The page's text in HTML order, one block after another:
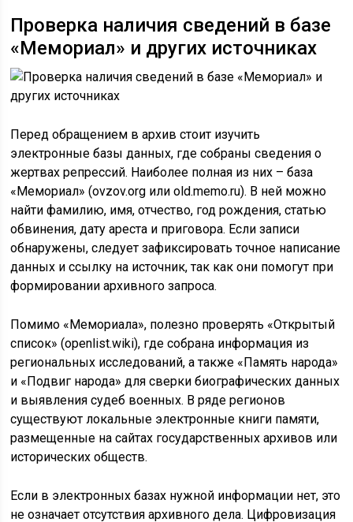
Проверка наличия сведений в базе
«Мемориал» и других источниках
Перед обращением в архив стоит изучить
электронные базы данных, где собраны сведения о
жертвах репрессий. Наиболее полная из них – база
«Мемориал» (ovzov.org или old.memo.ru). В ней можно
найти фамилию, имя, отчество, год рождения, статью
обвинения, дату ареста и приговора. Если записи
обнаружены, следует зафиксировать точное написание
данных и ссылку на источник, так как они помогут при
формировании архивного запроса.
Помимо «Мемориала», полезно проверять «Открытый
список» (openlist.wiki), где собрана информация из
региональных исследований, а также «Память народа»
и «Подвиг народа» для сверки биографических данных
и выявления судеб военных. В ряде регионов
существуют локальные электронные книги памяти,
размещенные на сайтах государственных архивов или
исторических обществ.
Если в электронных базах нужной информации нет, это
не означает отсутствия архивного дела. Цифровизация